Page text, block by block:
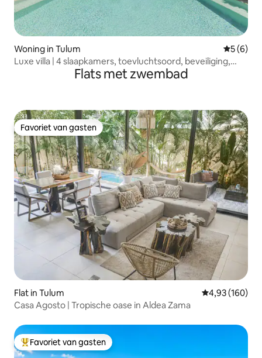
Woning in Tulum
5 (6)
Luxe villa | 4 slaapkamers, toevluchtsoord, beveiliging,
zwembad en chef-kokFlats met zwembad
Favoriet van gasten
Favoriet van gasten
Flat in Tulum Gemiddelde
4,93 (160)
Casa Agosto | Tropische oase in Aldea Zama
Topfavoriet van gasten
Favoriet van gasten